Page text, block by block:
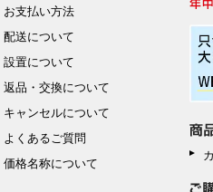
お支払い方法
配送について
設置について
返品・交換について
キャンセルについて
よくあるご質問
価格名称について